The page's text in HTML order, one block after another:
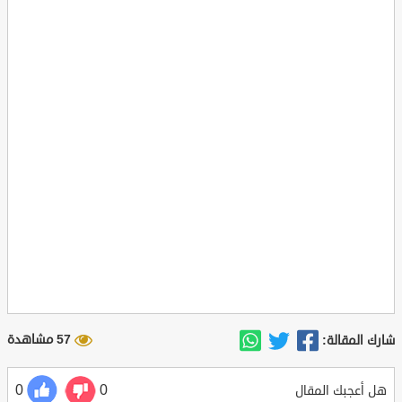
شارك المقالة: 57 مشاهدة
هل أعجبك المقال 0
0